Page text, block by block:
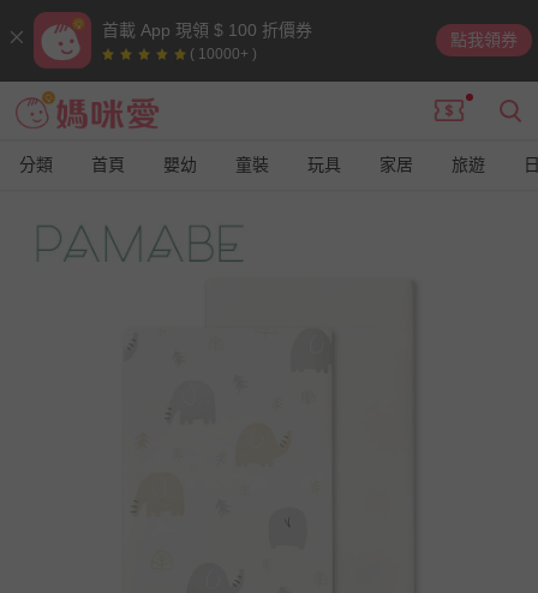
首載 App 現領 $ 100 折價券
( 10000+ )
點我領券
分類 首頁 嬰幼 童裝 玩具 家居 旅遊